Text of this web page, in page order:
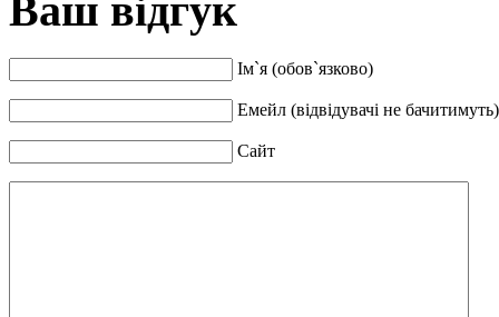
Ваш відгук
Ім`я (обов`язково)
Емейл (відвідувачі не
Сайт